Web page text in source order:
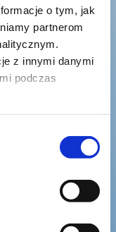
o tym, jak
partnerom
z innymi danymi
podczas
wiadomość